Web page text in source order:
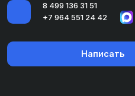
8 499 136 31 51
+7 964 551 24 42
Написать